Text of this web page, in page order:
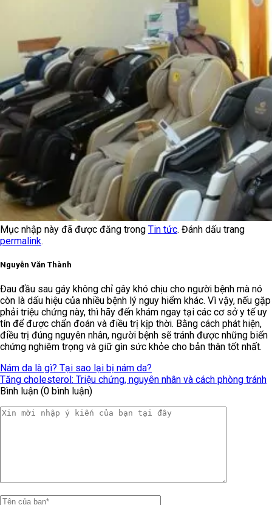
Mục nhập này đã được đăng trong Tin tức. Đánh dấu trang
permalink.
Nguyễn Văn Thành
Đau đầu sau gáy không chỉ gây khó chịu cho người bệnh mà nó
còn là dấu hiệu của nhiều bệnh lý nguy hiểm khác. Vì vậy, nếu gặp
phải triệu chứng này, thì hãy đến khám ngay tại các cơ sở y tế uy
tín để được chẩn đoán và điều trị kịp thời. Bằng cách phát hiện,
điều trị đúng nguyên nhân, người bệnh sẽ tránh được những biến
chứng nghiêm trọng và giữ gìn sức khỏe cho bản thân tốt nhất.
Nám da là gì? Tại sao lại bị nám da?
Tăng cholesterol: Triệu chứng, nguyên nhân và cách phòng tránh
Bình luận (0 bình luận)